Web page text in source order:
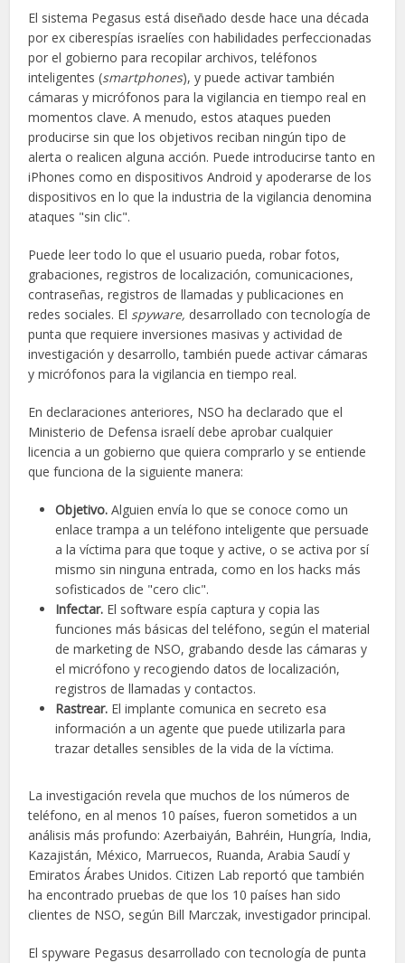
El sistema Pegasus está diseñado desde hace una década
por ex ciberespías israelíes con habilidades perfeccionadas
por el gobierno para recopilar archivos, teléfonos
inteligentes (smartphones), y puede activar también
cámaras y micrófonos para la vigilancia en tiempo real en
momentos clave. A menudo, estos ataques pueden
producirse sin que los objetivos reciban ningún tipo de
alerta o realicen alguna acción. Puede introducirse tanto en
iPhones como en dispositivos Android y apoderarse de los
dispositivos en lo que la industria de la vigilancia denomina
ataques "sin clic".
Puede leer todo lo que el usuario pueda, robar fotos,
grabaciones, registros de localización, comunicaciones,
contraseñas, registros de llamadas y publicaciones en
redes sociales. El spyware, desarrollado con tecnología de
punta que requiere inversiones masivas y actividad de
investigación y desarrollo, también puede activar cámaras
y micrófonos para la vigilancia en tiempo real.
En declaraciones anteriores, NSO ha declarado que el
Ministerio de Defensa israelí debe aprobar cualquier
licencia a un gobierno que quiera comprarlo y se entiende
que funciona de la siguiente manera:
Objetivo. Alguien envía lo que se conoce como un
enlace trampa a un teléfono inteligente que persuade
a la víctima para que toque y active, o se activa por sí
mismo sin ninguna entrada, como en los hacks más
sofisticados de "cero clic".
Infectar. El software espía captura y copia las
funciones más básicas del teléfono, según el material
de marketing de NSO, grabando desde las cámaras y
el micrófono y recogiendo datos de localización,
registros de llamadas y contactos.
Rastrear. El implante comunica en secreto esa
información a un agente que puede utilizarla para
trazar detalles sensibles de la vida de la víctima.
La investigación revela que muchos de los números de
teléfono, en al menos 10 países, fueron sometidos a un
análisis más profundo: Azerbaiyán, Bahréin, Hungría, India,
Kazajistán, México, Marruecos, Ruanda, Arabia Saudí y
Emiratos Árabes Unidos. Citizen Lab reportó que también
ha encontrado pruebas de que los 10 países han sido
clientes de NSO, según Bill Marczak, investigador principal.
El spyware Pegasus desarrollado con tecnología de punta